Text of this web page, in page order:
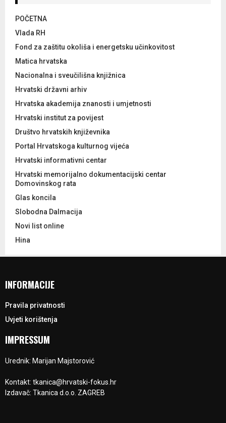
POČETNA
Vlada RH
Fond za zaštitu okoliša i energetsku učinkovitost
Matica hrvatska
Nacionalna i sveučilišna knjižnica
Hrvatski državni arhiv
Hrvatska akademija znanosti i umjetnosti
Hrvatski institut za povijest
Društvo hrvatskih književnika
Portal Hrvatskoga kulturnog vijeća
Hrvatski informativni centar
Hrvatski memorijalno dokumentacijski centar
Domovinskog rata
Glas koncila
Slobodna Dalmacija
Novi list online
Hina
INFORMACIJE
Pravila privatnosti
Uvjeti korištenja
IMPRESSUM
Urednik: Marijan Majstorović
Kontakt: tkanica@hrvatski-fokus.hr
Izdavač: Tkanica d.o.o. ZAGREB